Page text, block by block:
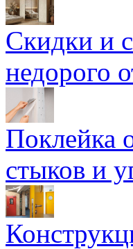
Скидки и
недорого
Поклейка
стыков и